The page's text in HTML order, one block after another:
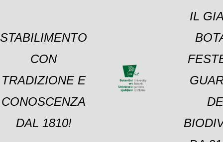
STABILIMENTO
CON
TRADIZIONE E
CONOSCENZA
DAL 1810!
IL